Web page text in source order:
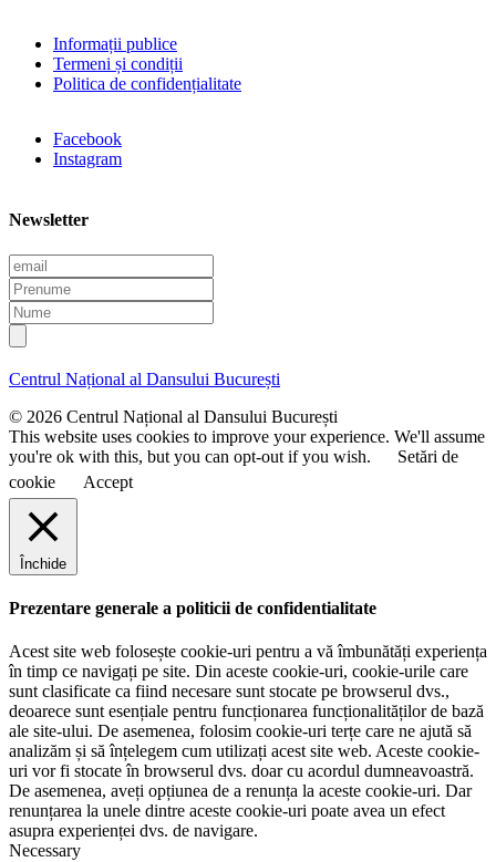
Informații publice
Termeni și condiții
Politica de confidențialitate
Facebook
Instagram
Newsletter
E
m
a
i
l
P
r
e
n
m
N
u
m
e
Centrul Național al Dansului București
© 2026 Centrul Național al Dansului București
This website uses cookies to improve your experience. We'll assume
you're ok with this, but you can opt-out if you wish.
Setări de
cookie
Accept
Închide
Prezentare generale a politicii de confidentialitate
Acest site web folosește cookie-uri pentru a vă îmbunătăți experiența
în timp ce navigați pe site. Din aceste cookie-uri, cookie-urile care
sunt clasificate ca fiind necesare sunt stocate pe browserul dvs.,
deoarece sunt esențiale pentru funcționarea funcționalităților de bază
ale site-ului. De asemenea, folosim cookie-uri terțe care ne ajută să
analizăm și să înțelegem cum utilizați acest site web. Aceste cookie-
uri vor fi stocate în browserul dvs. doar cu acordul dumneavoastră.
De asemenea, aveți opțiunea de a renunța la aceste cookie-uri. Dar
renunțarea la unele dintre aceste cookie-uri poate avea un efect
asupra experienței dvs. de navigare.
Necessary